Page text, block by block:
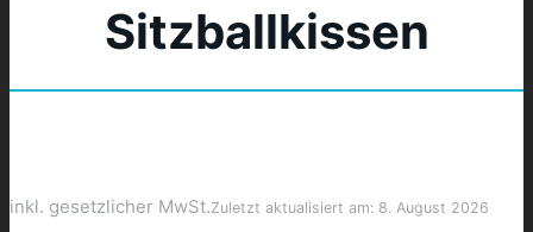
Sitzballkissen
inkl. gesetzlicher MwSt.Zuletzt aktualisiert am: 8. August 2026